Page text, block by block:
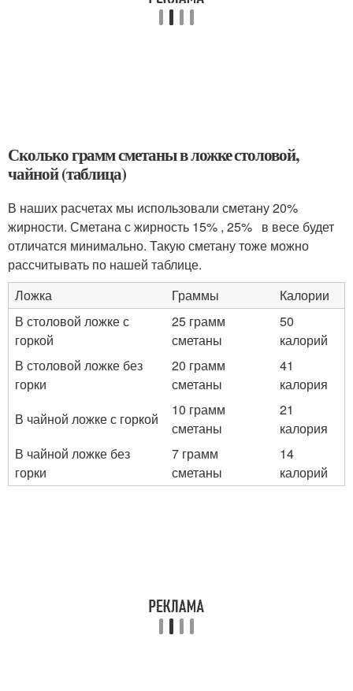
Сколько грамм сметаны в ложке столовой,
чайной (таблица)
В наших расчетах мы использовали сметану 20%
жирности. Сметана с жирность 15% , 25% в весе будет
отличатся минимально. Такую сметану тоже можно
рассчитывать по нашей таблице.
Ложка
Граммы
Калории
В столовой ложке с
горкой
25 грамм
сметаны
50
калорий
В столовой ложке без
горки
20 грамм
сметаны
41
калория
В чайной ложке с горкой
10 грамм
сметаны
21
калория
В чайной ложке без
горки
7 грамм
сметаны
14
калорий